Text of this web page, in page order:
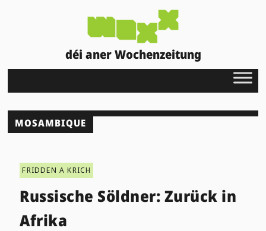
déi aner Wochenzeitung
MOSAMBIQUE
FRIDDEN A KRICH
Russische Söldner: Zurück in
Afrika